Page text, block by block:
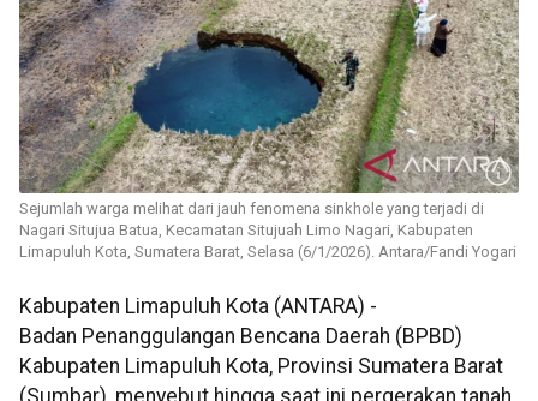
Sejumlah warga melihat dari jauh fenomena sinkhole yang terjadi di
Nagari Situjua Batua, Kecamatan Situjuah Limo Nagari, Kabupaten
Limapuluh Kota, Sumatera Barat, Selasa (6/1/2026). Antara/Fandi Yogari
Kabupaten Limapuluh Kota (ANTARA) -
Badan Penanggulangan Bencana Daerah (BPBD)
Kabupaten Limapuluh Kota, Provinsi Sumatera Barat